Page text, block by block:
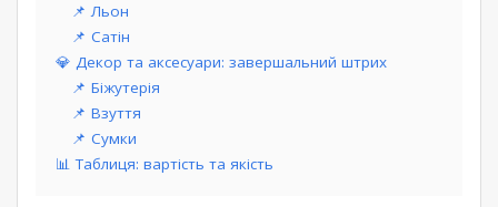
📌 Льон
📌 Сатін
💎 Декор та аксесуари: завершальний штрих
📌 Біжутерія
📌 Взуття
📌 Сумки
📊 Таблиця: вартість та якість